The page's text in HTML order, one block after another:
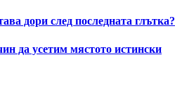
дори след последната глътка?
да усетим мястото истински